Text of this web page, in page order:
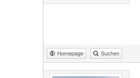
Homepage Suchen